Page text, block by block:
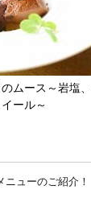
ムース～岩塩
ール～
ニューのご紹介！